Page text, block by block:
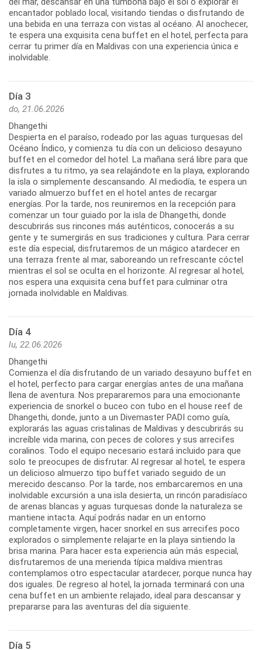
encantador poblado local, visitando tiendas o disfrutando de
una bebida en una terraza con vistas al océano. Al anochecer,
te espera una exquisita cena buffet en el hotel, perfecta para
cerrar tu primer día en Maldivas con una experiencia única e
inolvidable.
Día 3
do, 21.06.2026
Dhangethi
Despierta en el paraíso, rodeado por las aguas turquesas del
Océano Índico, y comienza tu día con un delicioso desayuno
buffet en el comedor del hotel. La mañana será libre para que
disfrutes a tu ritmo, ya sea relajándote en la playa, explorando
la isla o simplemente descansando. Al mediodía, te espera un
variado almuerzo buffet en el hotel antes de recargar
energías. Por la tarde, nos reuniremos en la recepción para
comenzar un tour guiado por la isla de Dhangethi, donde
descubrirás sus rincones más auténticos, conocerás a su
gente y te sumergirás en sus tradiciones y cultura. Para cerrar
este día especial, disfrutaremos de un mágico atardecer en
una terraza frente al mar, saboreando un refrescante cóctel
mientras el sol se oculta en el horizonte. Al regresar al hotel,
nos espera una exquisita cena buffet para culminar otra
jornada inolvidable en Maldivas.
Día 4
lu, 22.06.2026
Dhangethi
Comienza el día disfrutando de un variado desayuno buffet en
el hotel, perfecto para cargar energías antes de una mañana
llena de aventura. Nos prepararemos para una emocionante
experiencia de snorkel o buceo con tubo en el house reef de
Dhangethi, donde, junto a un Divemaster PADI como guía,
explorarás las aguas cristalinas de Maldivas y descubrirás su
increíble vida marina, con peces de colores y sus arrecifes
coralinos. Todo el equipo necesario estará incluido para que
solo te preocupes de disfrutar. Al regresar al hotel, te espera
un delicioso almuerzo tipo buffet variado seguido de un
merecido descanso. Por la tarde, nos embarcaremos en una
inolvidable excursión a una isla desierta, un rincón paradisíaco
de arenas blancas y aguas turquesas donde la naturaleza se
mantiene intacta. Aquí podrás nadar en un entorno
completamente virgen, hacer snorkel en sus arrecifes poco
explorados o simplemente relajarte en la playa sintiendo la
brisa marina. Para hacer esta experiencia aún más especial,
disfrutaremos de una merienda típica maldiva mientras
contemplamos otro espectacular atardecer, porque nunca hay
dos iguales. De regreso al hotel, la jornada terminará con una
cena buffet en un ambiente relajado, ideal para descansar y
prepararse para las aventuras del día siguiente.
Día 5